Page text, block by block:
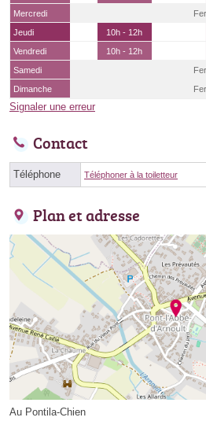
Mercredi
Jeudi
10h - 12h
Vendredi
10h - 12h
Samedi
Dimanche
Signaler une erreur
Contact
Téléphone Téléphoner à la toiletteur
Plan et adresse
Au Pontila-Chien